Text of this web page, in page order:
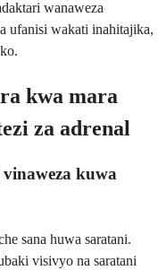
wanaweza
ufanisi wakati inahitajika,
kwa mara
za adrenal
kuwa
sana huwa saratani.
visivyo na saratani